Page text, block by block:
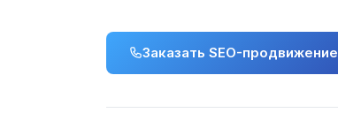
Заказать SEO-продвижение